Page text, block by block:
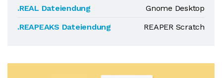
.REAL Dateiendung
Gnome Desktop
.REAPEAKS Dateiendung
REAPER Scratch